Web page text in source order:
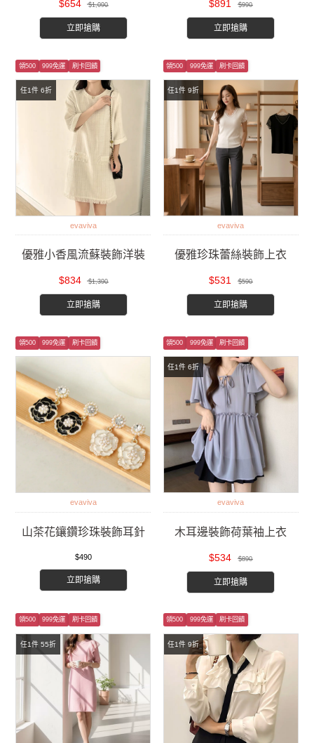
$654 $1,090
立即搶購
$891 $990
立即搶購
任1件 6折
領500 999免運 刷卡回饋
evaviva
優雅小香風流蘇裝飾洋裝
$834 $1,390
立即搶購
任1件 9折
領500 999免運 刷卡回饋
evaviva
優雅珍珠蕾絲裝飾上衣
$531 $590
立即搶購
領500 999免運 刷卡回饋
evaviva
山茶花鑲鑽珍珠裝飾耳針
$490
立即搶購
任1件 6折
領500 999免運 刷卡回饋
evaviva
木耳邊裝飾荷葉袖上衣
$534 $890
立即搶購
任1件 55折
領500 999免運 刷卡回饋
任1件 9折
領500 999免運 刷卡回饋